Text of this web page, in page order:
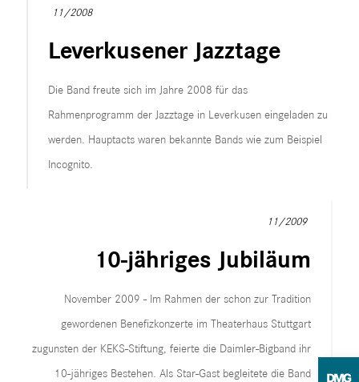
11/2008
Leverkusener Jazztage
Die Band freute sich im Jahre 2008 für das
Rahmenprogramm der Jazztage in Leverkusen eingeladen zu
werden. Hauptacts waren bekannte Bands wie zum Beispiel
Incognito.
11/2009
10-jähriges Jubiläum
November 2009 - Im Rahmen der schon zur Tradition
gewordenen Benefizkonzerte im Theaterhaus Stuttgart
zugunsten der KEKS-Stiftung, feierte die Daimler-Bigband ihr
10-jähriges Bestehen. Als Star-Gast begleitete die Band